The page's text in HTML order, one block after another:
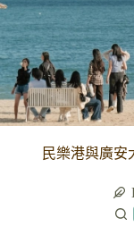
民樂港與廣安